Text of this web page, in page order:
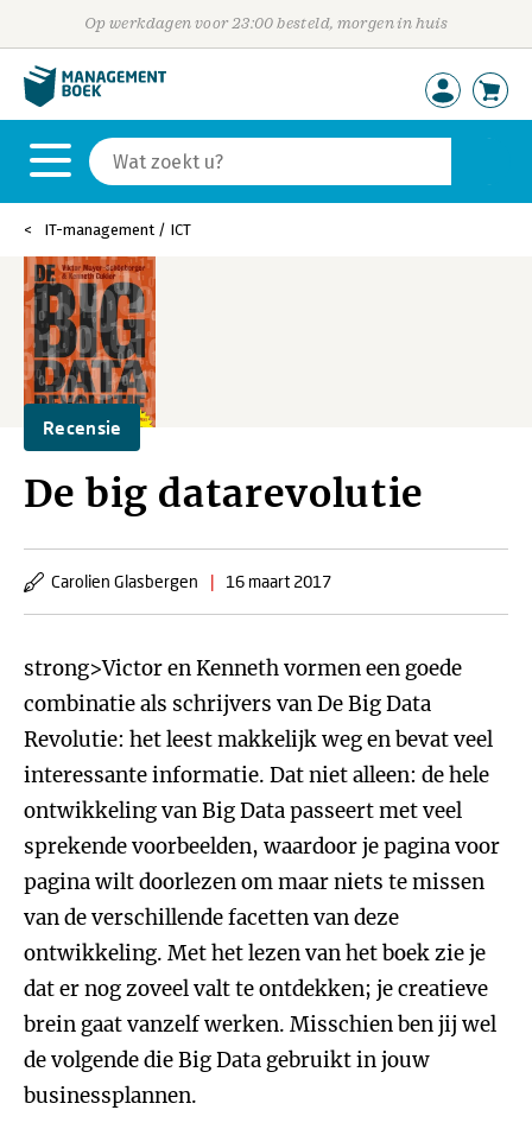
Op werkdagen voor 23:00 besteld, morgen in huis
IT-management / ICT
Recensie
De big datarevolutie
Carolien Glasbergen | 16 maart 2017
strong>Victor en Kenneth vormen een goede
combinatie als schrijvers van De Big Data
Revolutie: het leest makkelijk weg en bevat veel
interessante informatie. Dat niet alleen: de hele
ontwikkeling van Big Data passeert met veel
sprekende voorbeelden, waardoor je pagina voor
pagina wilt doorlezen om maar niets te missen
van de verschillende facetten van deze
ontwikkeling. Met het lezen van het boek zie je
dat er nog zoveel valt te ontdekken; je creatieve
brein gaat vanzelf werken. Misschien ben jij wel
de volgende die Big Data gebruikt in jouw
businessplannen.